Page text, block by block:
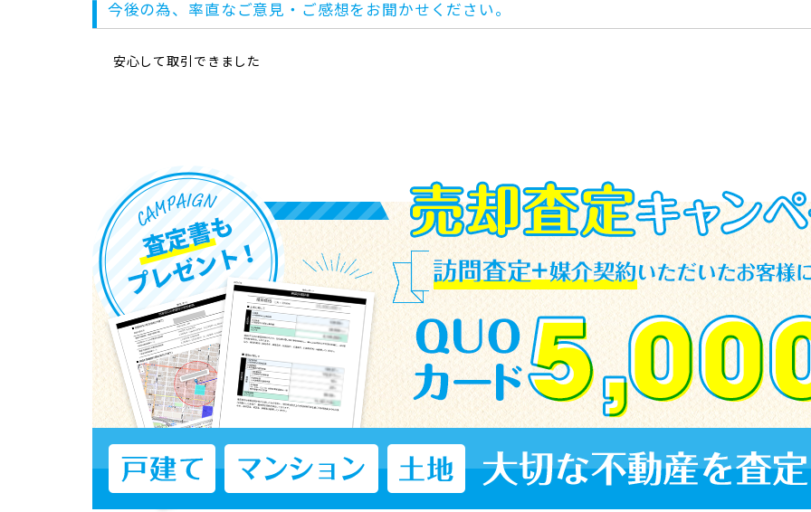
今後の為、率直なご意見・ご感想をお聞かせください。
安心して取引できました